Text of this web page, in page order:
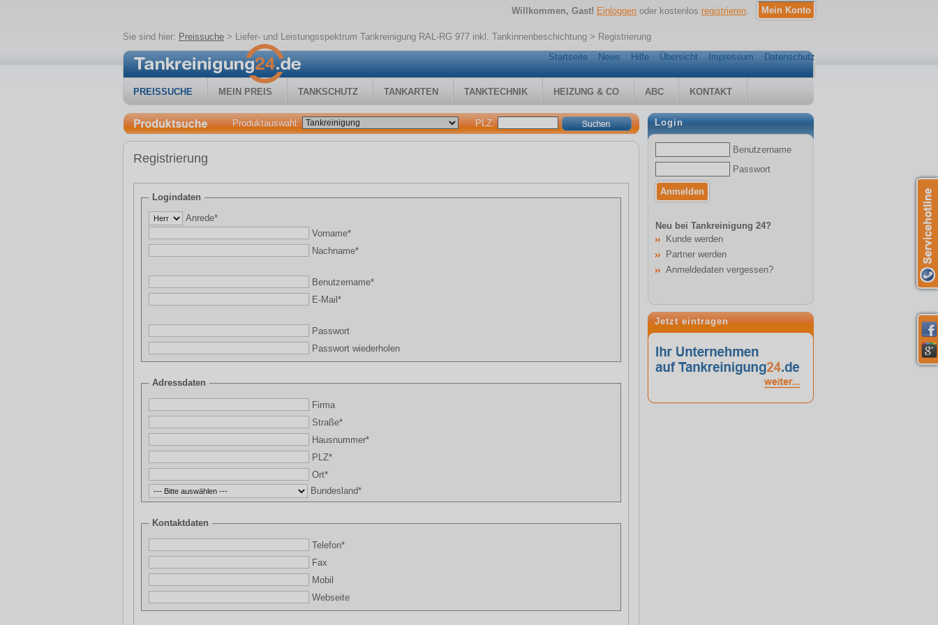
Willkommen, Gast! Einloggen oder kostenlos registrieren
Sie sind hier: Preissuche > Liefer- und Leistungsspektrum Tankreinigung RAL-RG 977 inkl. Tankinnenbeschichtung > Registrierung
Startseite
News Hilfe Übersicht Impressum Datenschutz
PREISSUCHE MEIN PREIS TANKSCHUTZ TANKARTEN TANKTECHNIK HEIZUNG & CO ABC KONTAKT
Produktauswahl: PLZ:
Registrierung
Logindaten
Anrede*
Vorname*
Nachname*
Benutzername*
E-Mail*
Passwort
Passwort wiederholen
Adressdaten
Firma
Straße*
Hausnummer*
PLZ*
Ort*
Bundesland*
Kontaktdaten
Telefon*
Fax
Mobil
Webseite
Login
Benutzername
Passwort
Neu bei Tankreinigung 24?
Kunde werden
Partner werden
Anmeldedaten vergessen?
Jetzt eintragen